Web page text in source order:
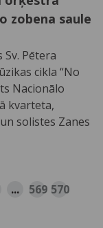
zobena saule
Sv. Pētera
cikla “No
Nacionālo
kvarteta,
solistes Zanes
... 569 570